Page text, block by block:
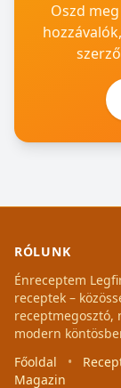
Oszd
RÓLUNK
Énreceptem
receptek –
receptmegosztó,
modern
Főoldal
•
Magazin